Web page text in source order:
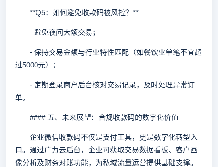
**Q5：如何避免收款码被风控？**
- 避免夜间大额交易；
- 保持交易金额与行业特性匹配（如餐饮业单笔不宜超
过5000元）；
- 定期登录商户后台核对交易记录，及时处理异常订
单。
#### 五、未来展望：合规收款码的数字化价值
企业微信收款码不仅是支付工具，更是数字化转型入
口。通过广力云后台，企业可获取交易数据看板、客户画
像分析及财务对账功能，为私域流量运营提供基础支撑。